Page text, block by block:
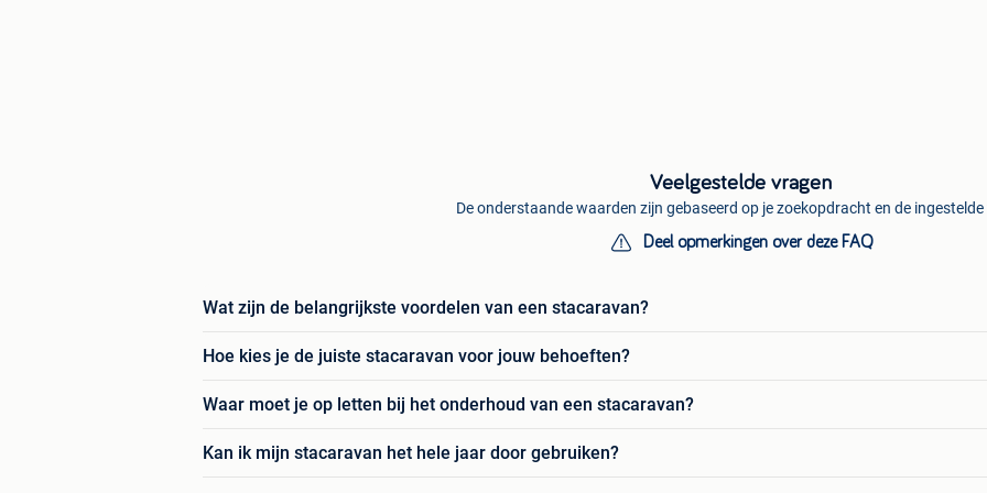
Veelgestelde vragen
De onderstaande waarden zijn gebaseerd op je zoekopdracht en de
Deel opmerkingen over deze FAQ
Wat zijn de belangrijkste voordelen van een stacaravan?
Hoe kies je de juiste stacaravan voor jouw behoeften?
Waar moet je op letten bij het onderhoud van een stacaravan?
Kan ik mijn stacaravan het hele jaar door gebruiken?